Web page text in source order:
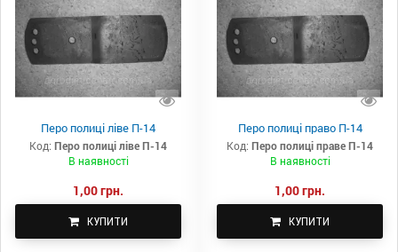
Перо полиці ліве П-14
Код: Перо полиці ліве П-14
В наявності
1,00 грн.
КУПИТИ
Перо полиці право П-14
Код: Перо полиці праве П-14
В наявності
1,00 грн.
КУПИТИ